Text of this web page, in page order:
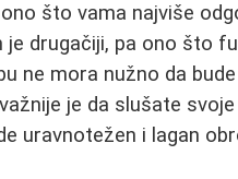
što vama najviše
je drugačiji, pa ono što
ne mora nužno da
je da slušate
uravnotežen i lagan